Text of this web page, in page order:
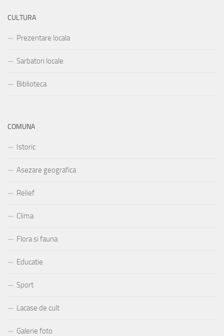
CULTURA
Prezentare locala
Sarbatori locale
Biblioteca
COMUNA
Istoric
Asezare geografica
Relief
Clima
Flora si fauna
Educatie
Sport
Lacase de cult
Galerie foto